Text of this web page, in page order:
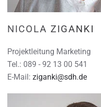
NICOLA ZIGANKI
Projektleitung Marketing
Tel.: 089 - 92 13 00 541
E-Mail: ziganki@sdh.de